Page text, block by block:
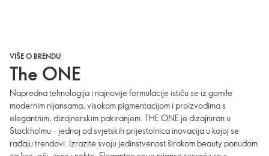
VIŠE O BRENDU
The ONE
Napredna tehnologija i najnovije formulacije ističu se iz gomile
modernim nijansama, visokom pigmentacijom i proizvodima s
elegantnim, dizajnerskim pakiranjem. THE ONE je dizajniran u
Stockholmu - jednoj od svjetskih prijestolnica inovacija u kojoj se
rađaju trendovi. Izrazite svoju jedinstvenost širokom beauty ponudom